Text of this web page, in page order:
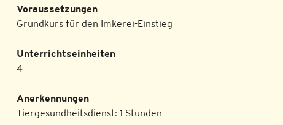
Voraussetzungen
Grundkurs für den Imkerei-Einstieg
Unterrichtseinheiten
4
Anerkennungen
Tiergesundheitsdienst: 1 Stunden